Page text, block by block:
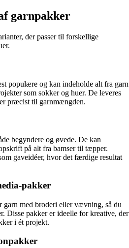
garnpakker
der passer til forskellige
populære og kan indeholde alt fra garn
som sokker og huer. De leveres
præcist til garnmængden.
begyndere og øvede. De kan
på alt fra bamser til tæpper.
gaveidéer, hvor det færdige resultat
pakker
garn med broderi eller vævning, så du
Disse pakker er ideelle for kreative, der
i ét projekt.